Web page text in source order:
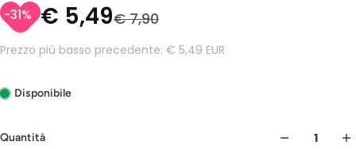
-31% € 5,49€ 7,90
Prezzo più basso precedente: € 5,49 EUR
Disponibile
Quantità